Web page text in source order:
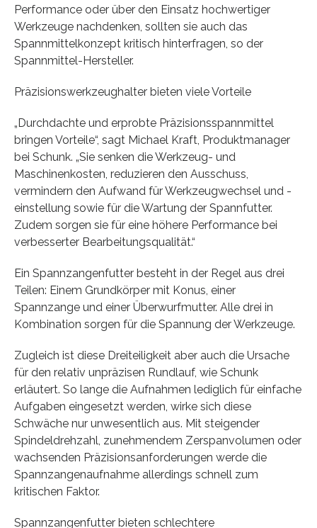
Performance oder über den Einsatz hochwertiger
Werkzeuge nachdenken, sollten sie auch das
Spannmittelkonzept kritisch hinterfragen, so der
Spannmittel-Hersteller.
Präzisionswerkzeughalter bieten viele Vorteile
„Durchdachte und erprobte Präzisionsspannmittel
bringen Vorteile“, sagt Michael Kraft, Produktmanager
bei Schunk. „Sie senken die Werkzeug- und
Maschinenkosten, reduzieren den Ausschuss,
vermindern den Aufwand für Werkzeugwechsel und -
einstellung sowie für die Wartung der Spannfutter.
Zudem sorgen sie für eine höhere Performance bei
verbesserter Bearbeitungsqualität.“
Ein Spannzangenfutter besteht in der Regel aus drei
Teilen: Einem Grundkörper mit Konus, einer
Spannzange und einer Überwurfmutter. Alle drei in
Kombination sorgen für die Spannung der Werkzeuge.
Zugleich ist diese Dreiteiligkeit aber auch die Ursache
für den relativ unpräzisen Rundlauf, wie Schunk
erläutert. So lange die Aufnahmen lediglich für einfache
Aufgaben eingesetzt werden, wirke sich diese
Schwäche nur unwesentlich aus. Mit steigender
Spindeldrehzahl, zunehmendem Zerspanvolumen oder
wachsenden Präzisionsanforderungen werde die
Spannzangenaufnahme allerdings schnell zum
kritischen Faktor.
Spannzangenfutter bieten schlechtere